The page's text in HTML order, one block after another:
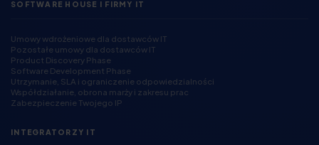
SOFTWARE HOUSE I FIRMY IT
Umowy wdrożeniowe dla dostawców IT
Pozostałe umowy dla dostawców IT
Product Discovery Phase
Software Development Phase
Utrzymanie, SLA i ograniczenie odpowiedzialności
Współdziałanie, obrona marży i zakresu prac
Zabezpieczenie Twojego IP
INTEGRATORZY IT